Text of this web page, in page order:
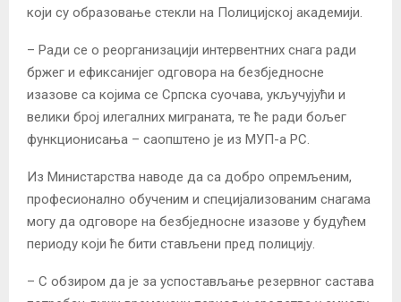
који су образовање стекли на Полицијској академији.
– Ради се о реорганизацији интервентних снага ради
бржег и ефиксанијег одговора на безбједносне
изазове са којима се Српска суочава, укључујући и
велики број илегалних миграната, те ће ради бољег
функционисања – саопштено је из МУП-а РС.
Из Министарства наводе да са добро опремљеним,
професионално обученим и специјализованим снагама
могу да одговоре на безбједносне изазове у будућем
периоду који ће бити стављени пред полицију.
– С обзиром да је за успостављање резервног састава